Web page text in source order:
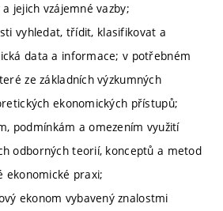
jejich vzájemné vazby;
vyhledat, třídit, klasifikovat a
data a informace; v potřebném
ze základních výzkumných
ekonomických přístupů;
podmínkám a omezením využití
odborných teorií, konceptů a metod
ekonomické praxi;
ekonom vybavený znalostmi